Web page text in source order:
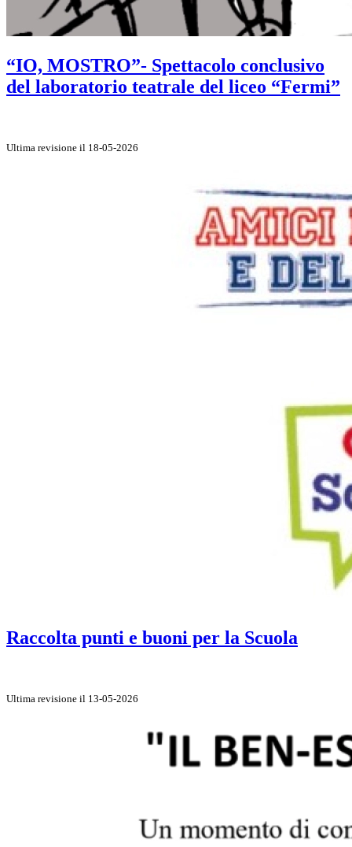
“IO, MOSTRO”- Spettacolo conclusivo
del laboratorio teatrale del liceo “Fermi”
Ultima revisione il 18-05-2026
Raccolta punti e buoni per la Scuola
Ultima revisione il 13-05-2026